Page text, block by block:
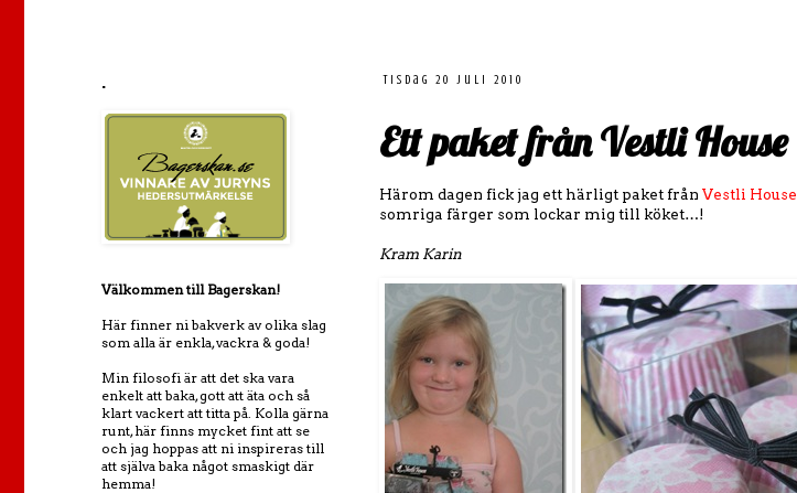
tisdag 20 juli 2010
Ett paket från Vestli House
Härom dagen fick jag ett härligt paket från Vestli House
somriga färger som lockar mig till köket…!
Kram Karin
.
Välkommen till Bagerskan!
Här finner ni bakverk av olika slag
som alla är enkla, vackra & goda!
Min filosofi är att det ska vara
enkelt att baka, gott att äta och så
klart vackert att titta på. Kolla gärna
runt, här finns mycket fint att se
och jag hoppas att ni inspireras till
att själva baka något smaskigt där
hemma!